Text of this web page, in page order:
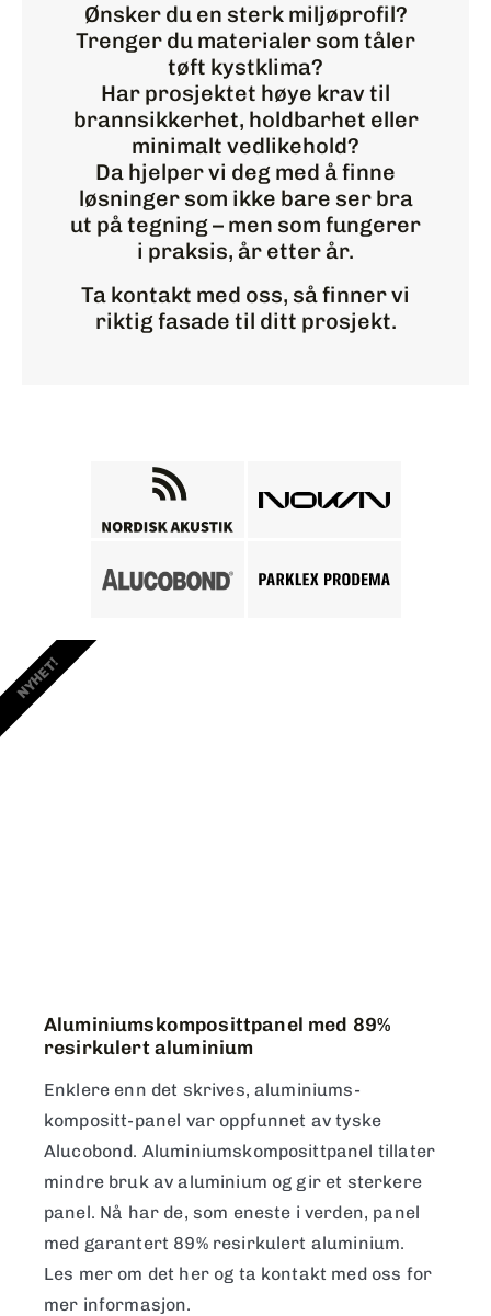
Ønsker du en sterk miljøprofil?
Trenger du materialer som tåler
tøft kystklima?
Har prosjektet høye krav til
brannsikkerhet, holdbarhet eller
minimalt vedlikehold?
Da hjelper vi deg med å finne
løsninger som ikke bare ser bra
ut på tegning – men som fungerer
i praksis, år etter år.
Ta kontakt med oss, så finner vi
riktig fasade til ditt prosjekt.
Aluminiumskomposittpanel med 89%
resirkulert aluminium
Enklere enn det skrives, aluminiums-
kompositt-panel var oppfunnet av tyske
Alucobond. Aluminiumskomposittpanel tillater
mindre bruk av aluminium og gir et sterkere
panel. Nå har de, som eneste i verden, panel
med garantert 89% resirkulert aluminium.
Les mer om det her og ta kontakt med oss for
mer informasjon.
NYHET!